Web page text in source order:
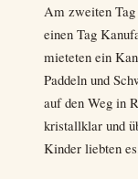
Am zweiten
einen Tag
mieteten ein
Paddeln und
auf den Weg in
kristallklar und
Kinder liebten